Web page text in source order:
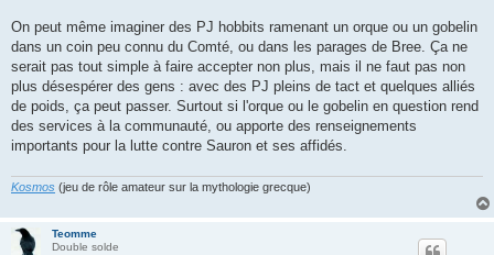
On peut même imaginer des PJ hobbits ramenant un orque ou un gobelin
dans un coin peu connu du Comté, ou dans les parages de Bree. Ça ne
serait pas tout simple à faire accepter non plus, mais il ne faut pas non
plus désespérer des gens : avec des PJ pleins de tact et quelques alliés
de poids, ça peut passer. Surtout si l'orque ou le gobelin en question rend
des services à la communauté, ou apporte des renseignements
importants pour la lutte contre Sauron et ses affidés.
Kosmos (jeu de rôle amateur sur la mythologie grecque)
Teomme
Double solde